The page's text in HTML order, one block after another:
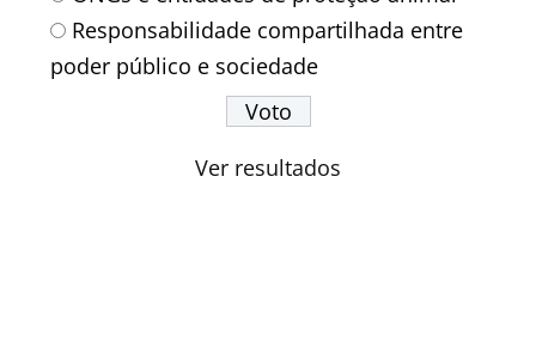
Responsabilidade compartilhada entre
poder público e sociedade
Ver resultados